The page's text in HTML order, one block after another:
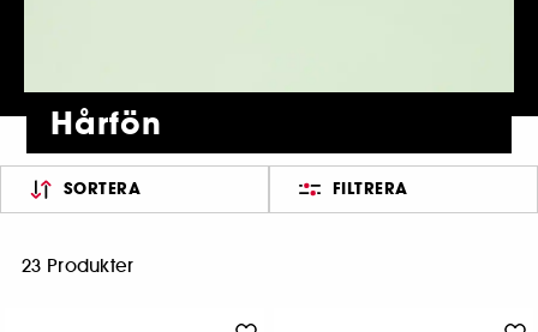
Hårfön
SORTERA FILTRERA
23 Produkter